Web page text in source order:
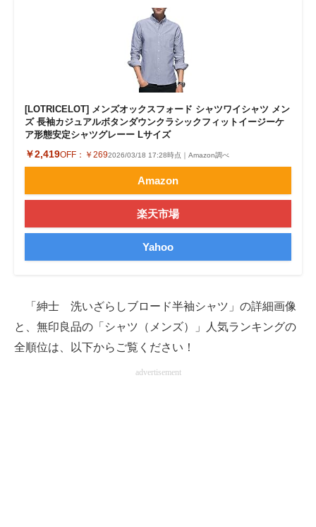
[LOTRICELOT] メンズオックスフォード シャツワイシャツ メン
ズ 長袖カジュアルボタンダウンクラシックフィットイージーケ
ア形態安定シャツグレーー Lサイズ
￥2,419OFF： ￥2692026/03/18 17:28時点｜Amazon調べ
Amazon
楽天市場
Yahoo
「紳士 洗いざらしブロード半袖シャツ」の詳細画像
と、無印良品の「シャツ（メンズ）」人気ランキングの
全順位は、以下からご覧ください！
advertisement